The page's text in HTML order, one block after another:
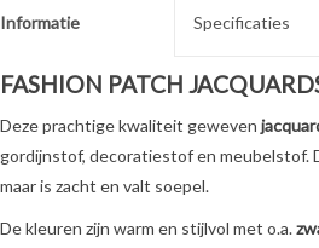
Informatie Specificaties
FASHION PATCH
Deze prachtige kwaliteit geweven
gordijnstof, decoratiestof en meubelstof.
maar is zacht en valt soepel.
De kleuren zijn warm en stijlvol met o.a.